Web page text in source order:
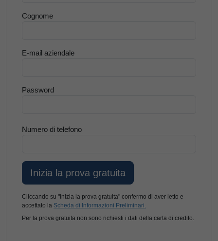
Cognome
E-mail aziendale
Password
Numero di telefono
Cliccando su "Inizia la prova gratuita" confermo di aver letto e
accettato la Scheda di Informazioni Preliminari.
Per la prova gratuita non sono richiesti i dati della carta di credito.